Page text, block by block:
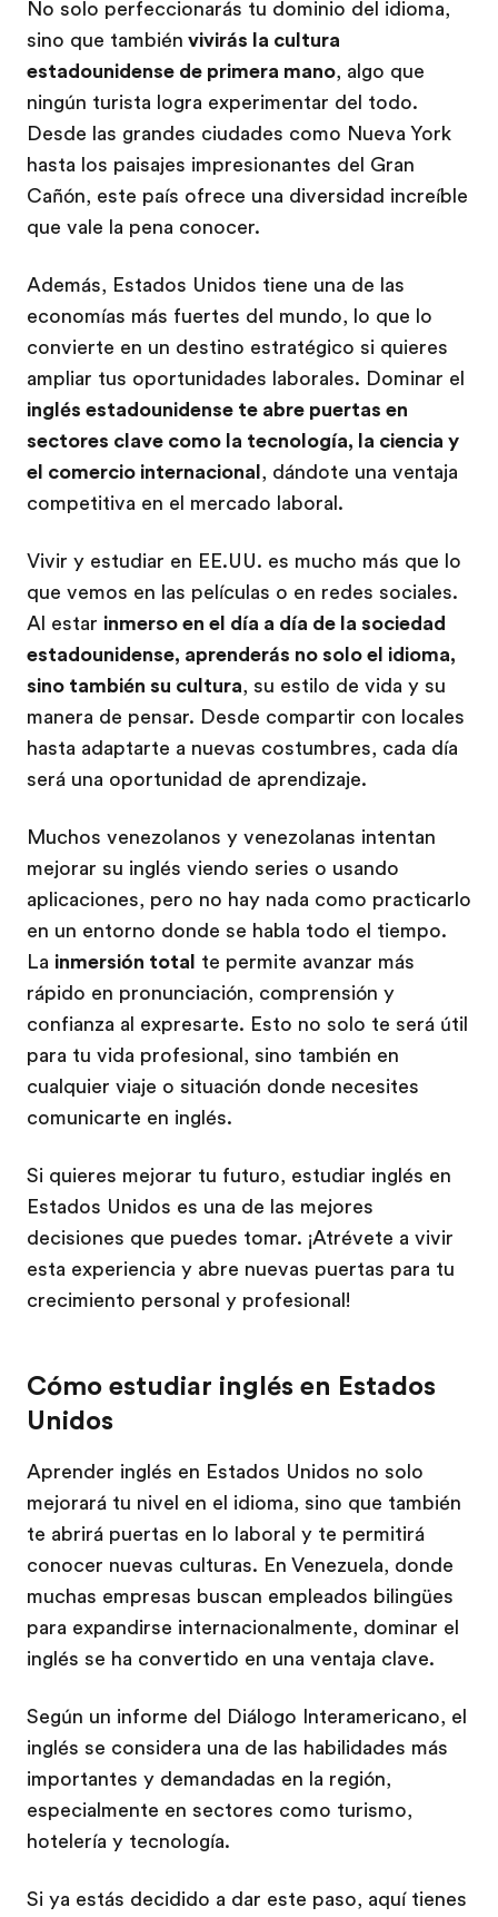
No solo perfeccionarás tu dominio del idioma,
sino que también vivirás la cultura
estadounidense de primera mano, algo que
ningún turista logra experimentar del todo.
Desde las grandes ciudades como Nueva York
hasta los paisajes impresionantes del Gran
Cañón, este país ofrece una diversidad increíble
que vale la pena conocer.
Además, Estados Unidos tiene una de las
economías más fuertes del mundo, lo que lo
convierte en un destino estratégico si quieres
ampliar tus oportunidades laborales. Dominar el
inglés estadounidense te abre puertas en
sectores clave como la tecnología, la ciencia y
el comercio internacional, dándote una ventaja
competitiva en el mercado laboral.
Vivir y estudiar en EE.UU. es mucho más que lo
que vemos en las películas o en redes sociales.
Al estar inmerso en el día a día de la sociedad
estadounidense, aprenderás no solo el idioma,
sino también su cultura, su estilo de vida y su
manera de pensar. Desde compartir con locales
hasta adaptarte a nuevas costumbres, cada día
será una oportunidad de aprendizaje.
Muchos venezolanos y venezolanas intentan
mejorar su inglés viendo series o usando
aplicaciones, pero no hay nada como practicarlo
en un entorno donde se habla todo el tiempo.
La inmersión total te permite avanzar más
rápido en pronunciación, comprensión y
confianza al expresarte. Esto no solo te será útil
para tu vida profesional, sino también en
cualquier viaje o situación donde necesites
comunicarte en inglés.
Si quieres mejorar tu futuro, estudiar inglés en
Estados Unidos es una de las mejores
decisiones que puedes tomar. ¡Atrévete a vivir
esta experiencia y abre nuevas puertas para tu
crecimiento personal y profesional!
Cómo estudiar inglés en Estados
Unidos
Aprender inglés en Estados Unidos no solo
mejorará tu nivel en el idioma, sino que también
te abrirá puertas en lo laboral y te permitirá
conocer nuevas culturas. En Venezuela, donde
muchas empresas buscan empleados bilingües
para expandirse internacionalmente, dominar el
inglés se ha convertido en una ventaja clave.
Según un informe del Diálogo Interamericano, el
inglés se considera una de las habilidades más
importantes y demandadas en la región,
especialmente en sectores como turismo,
hotelería y tecnología.
Si ya estás decidido a dar este paso, aquí tienes